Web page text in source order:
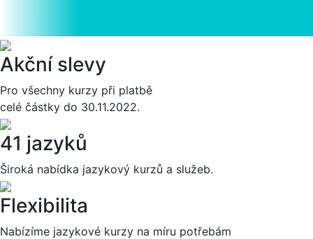
Akční slevy
Pro všechny kurzy při platbě
celé částky do 30.11.2022.
41 jazyků
Široká nabídka jazykový kurzů a služeb.
Flexibilita
Nabízíme jazykové kurzy na míru potřebám